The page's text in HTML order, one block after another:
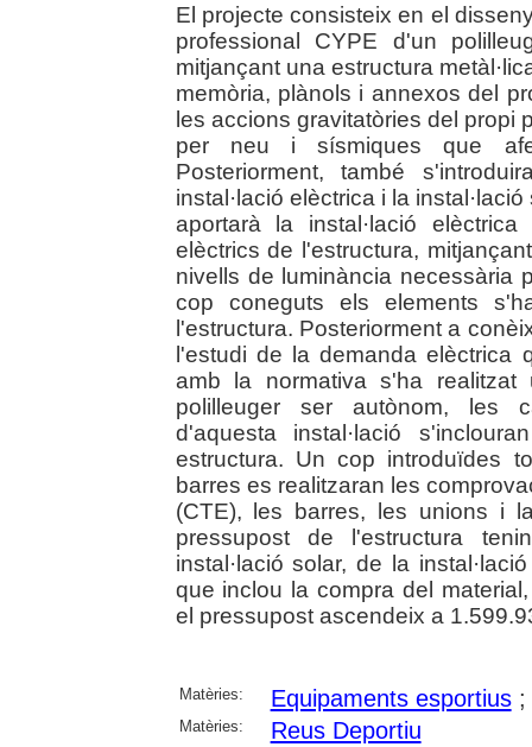
El projecte consisteix en el
professional CYPE d'un
mitjançant una estructura
memòria, plànols i annexos del
les accions gravitatòries del propi
per neu i sísmiques que
Posteriorment, també
instal·lació elèctrica i la
aportarà la instal·lació
elèctrics de l'estructura,
nivells de luminància necessària
cop coneguts els elements
l'estructura. Posteriorment a
l'estudi de la demanda elèctrica
amb la normativa s'ha realitzat
polilleuger ser autònom, les
d'aquesta instal·lació
estructura. Un cop introduïdes
barres es realitzaran les
(CTE), les barres, les unions i
pressupost de l'estructura
instal·lació solar, de la
que inclou la compra del
el pressupost ascendeix a
Matèries: Equipaments esportius;
Matèries: Reus Deportiu